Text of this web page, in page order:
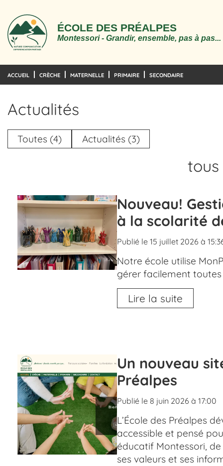
ÉCOLE DES PRÉALPES
Montessori - Grandir, ensemble, pas à pas...
ACCUEIL CRÈCHE MATERNELLE PRIMAIRE SECONDAIRE
Actualités
Toutes (4) Actualités (3)
tous
Nouveau!
à la scolarité
Publié le 15 juillet 2026 à
Notre école utilise
gérer facilement
Lire la suite
Un nouveau
Préalpes
Publié le 8 juin 2026 à 17:00
L’École des Préalpes
accessible et pensé
éducatif Montessori, de
ses valeurs et ses